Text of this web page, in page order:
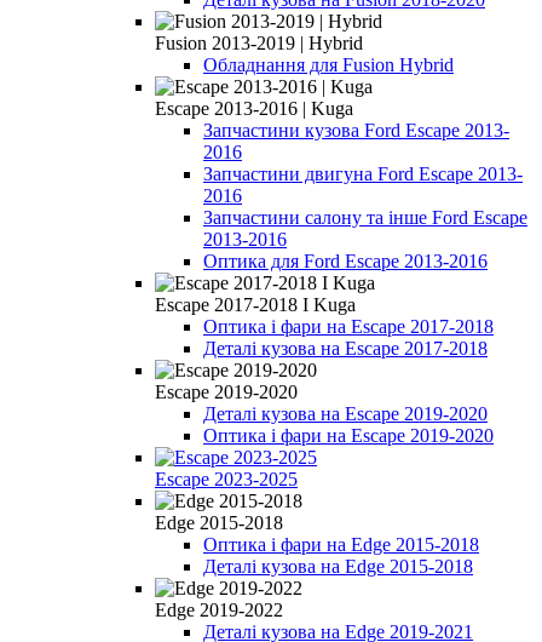
Fusion 2013-2019 | Hybrid
Обладнання для Fusion Hybrid
Escape 2013-2016 | Kuga
Запчастини кузова Ford Escape 2013-
2016
Запчастини двигуна Ford Escape 2013-
2016
Запчастини салону та інше Ford Escape
2013-2016
Оптика для Ford Escape 2013-2016
Escape 2017-2018 I Kuga
Оптика і фари на Escape 2017-2018
Деталі кузова на Escape 2017-2018
Escape 2019-2020
Деталі кузова на Escape 2019-2020
Оптика і фари на Escape 2019-2020
Escape 2023-2025
Edge 2015-2018
Оптика і фари на Edge 2015-2018
Деталі кузова на Edge 2015-2018
Edge 2019-2022
Деталі кузова на Edge 2019-2021